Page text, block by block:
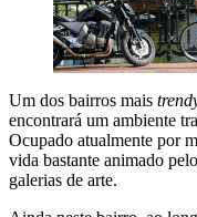
Um dos bairros mais
encontrará um ambiente
Ocupado atualmente por
vida bastante animado
galerias de arte.